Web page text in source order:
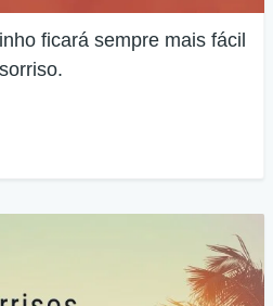
ficará sempre mais fácil